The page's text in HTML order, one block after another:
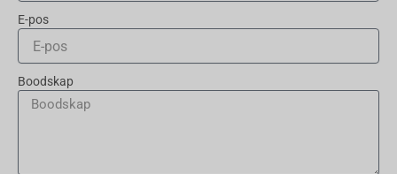
E-pos
Boodskap